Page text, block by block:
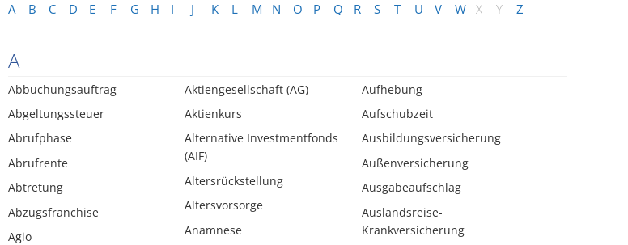
A B C D E F G H I J K L M N O P Q R S T U V W X Y Z
A
Abbuchungsauftrag
Abgeltungssteuer
Abrufphase
Abrufrente
Abtretung
Abzugsfranchise
Agio
Aktiengesellschaft (AG)
Aktienkurs
Alternative Investmentfonds
(AIF)
Altersrückstellung
Altersvorsorge
Anamnese
Aufhebung
Aufschubzeit
Ausbildungsversicherung
Außenversicherung
Ausgabeaufschlag
Auslandsreise-
Krankversicherung